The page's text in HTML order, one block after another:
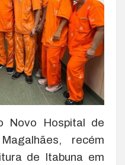
Novo Hospital de
recém
de Itabuna em